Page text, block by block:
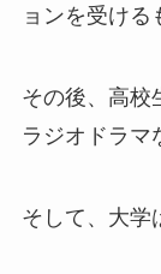
ョンを受ける
その後、高校
ラジオドラマ
そして、大学